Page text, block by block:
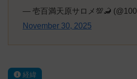
— 壱百満天原サロメ💯🦂
November 30, 2025
経緯